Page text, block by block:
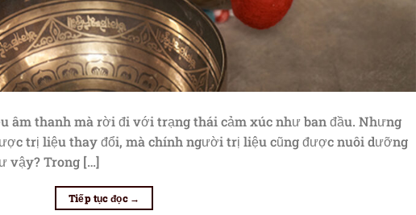
âm thanh mà rời đi với trạng thái cảm xúc như ban đầu. Nhưng
trị liệu thay đổi, mà chính người trị liệu cũng được nuôi dưỡng
vậy? Trong […]
Tiếp tục đọc →